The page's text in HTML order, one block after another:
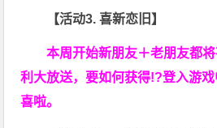
【活动3. 喜新恋旧】
本周开始新朋友＋老朋友都
利大放送，要如何获得!?登入游
喜啦。